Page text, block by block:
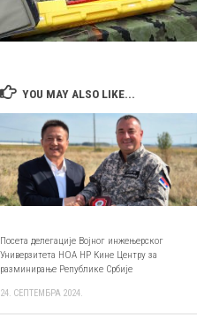
YOU MAY ALSO LIKE...
Посета делегације Војног инжењерског
Универзитета НОА НР Кине Центру за
разминирање Републике Србије
24. СЕПТЕМБРА 2024.